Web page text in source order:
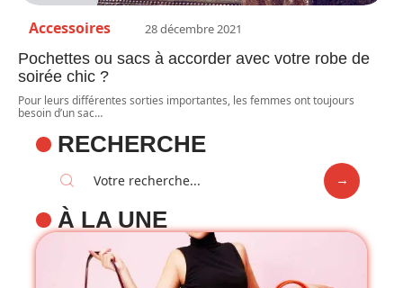
Accessoires 28 décembre 2021
Pochettes ou sacs à accorder avec votre robe de
soirée chic ?
Pour leurs différentes sorties importantes, les femmes ont toujours
besoin d’un sac…
RECHERCHE
À LA UNE